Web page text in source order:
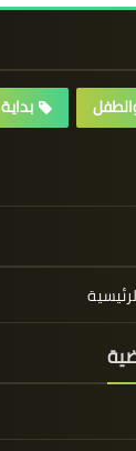
بداية tv